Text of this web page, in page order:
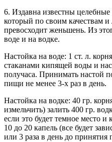
6. Издавна известны целебные
который по своим качествам
превосходит женьшень. Из
воде и на водке.
Настойка на воде: 1 ст. л.
стаканами кипящей воды и
получаса. Принимать настой
пищи не менее 3-х раз в день.
Настойка на водке: 40 гр.
измельчить) залить 400 гр.
если это будет темное место
10 до 20 капель (все будет
или 3 раза в день до принятия